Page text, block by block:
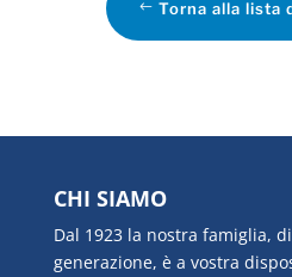
Torna alla lista
CHI SIAMO
Dal 1923 la nostra famiglia,
generazione, è a vostra